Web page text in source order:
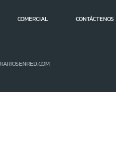
COMERCIAL CONTÁCTENOS